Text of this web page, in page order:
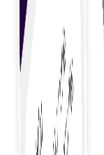
Подбор навыков
Сопоставьте
требованиями
идеальное
результаты.